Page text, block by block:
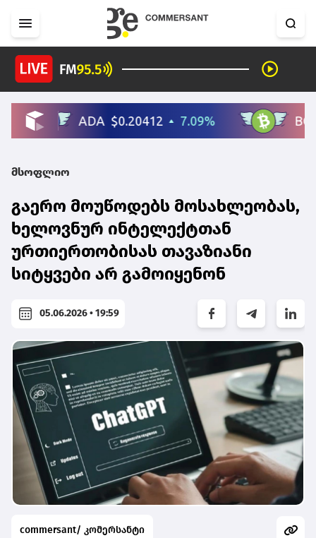
მსოფლიო
გაერო მოუწოდებს მოსახლეობას,
ხელოვნურ ინტელექტთან
ურთიერთობისას თავაზიანი
სიტყვები არ გამოიყენონ
05.06.2026 • 19:59
commersant/ კომერსანტი